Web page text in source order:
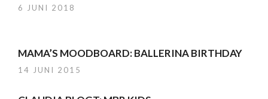
6 JUNI 2018
MAMA’S MOODBOARD: BALLERINA BIRTHDAY
14 JUNI 2015